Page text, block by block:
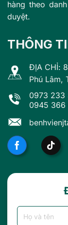
hàng theo
duyệt.
THÔNG
ĐỊA CHỈ:
Phú Lâm,
0973 233
0945 366